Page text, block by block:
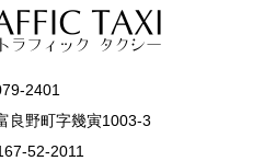
2401
良野町字幾寅1003-3
52-2011